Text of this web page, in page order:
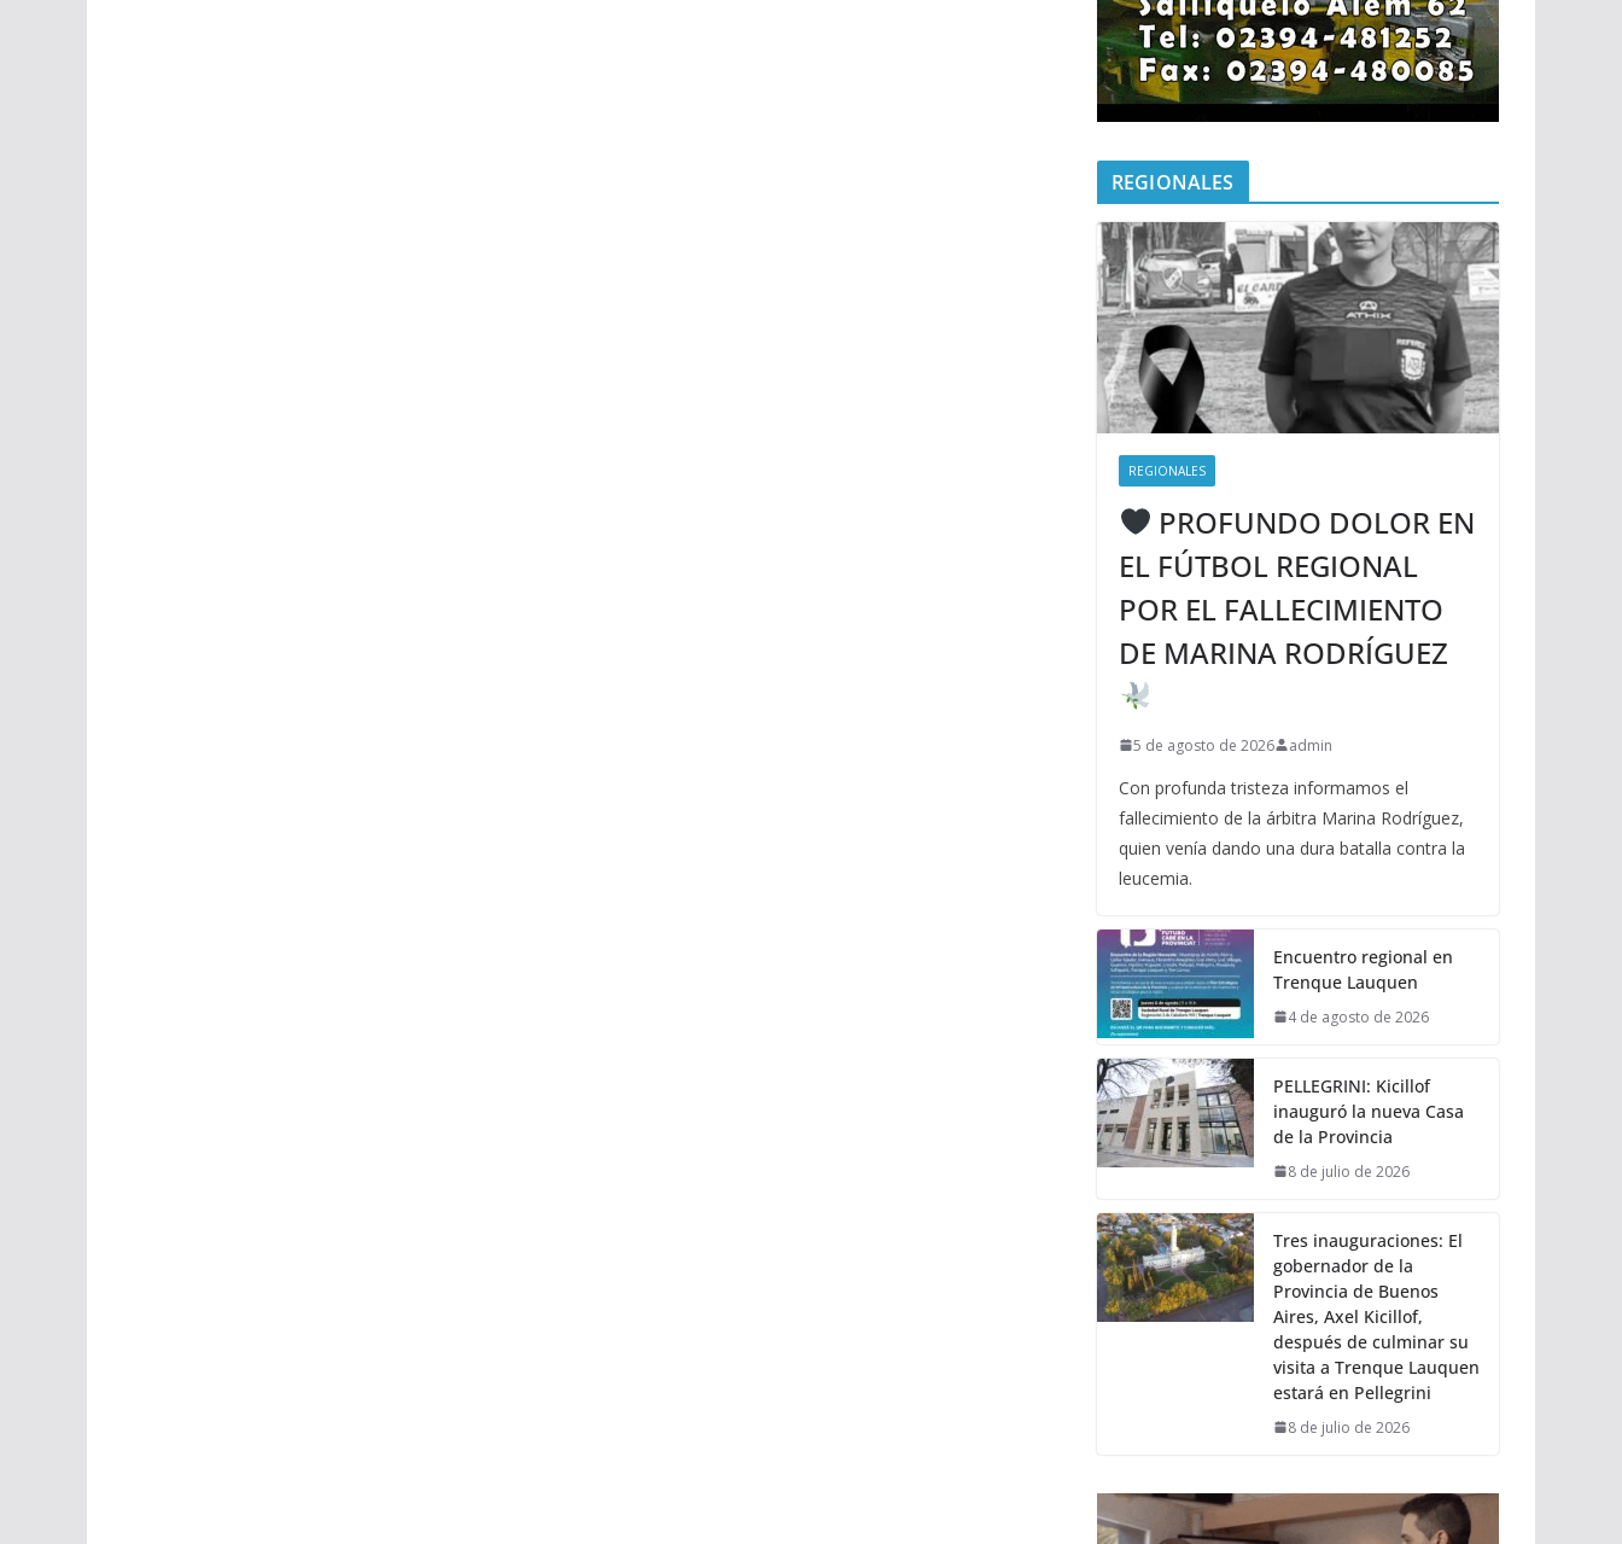
REGIONALES
REGIONALES
PROFUNDO DOLOR EN
EL FÚTBOL REGIONAL
POR EL FALLECIMIENTO
DE MARINA RODRÍGUEZ
5 de agosto de 2026 admin
Con profunda tristeza informamos el
fallecimiento de la árbitra Marina Rodríguez,
quien venía dando una dura batalla contra la
leucemia.
Encuentro regional en
Trenque Lauquen
4 de agosto de 2026
PELLEGRINI: Kicillof
inauguró la nueva Casa
de la Provincia
8 de julio de 2026
Tres inauguraciones: El
gobernador de la
Provincia de Buenos
Aires, Axel Kicillof,
después de culminar su
visita a Trenque Lauquen
estará en Pellegrini
8 de julio de 2026